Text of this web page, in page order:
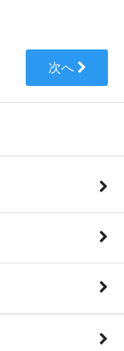
次へ